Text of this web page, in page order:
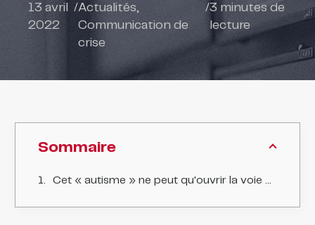
13 avril
2022
/Actualités,
Communication de
crise
/3 minutes de
lecture
Sommaire
Cet « autisme » ne peut qu'ouvrir la voie à une intervention croissante des pouvoirs publics.